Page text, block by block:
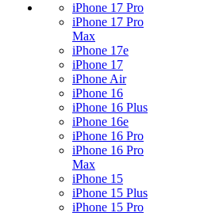
iPhone 17 Pro
iPhone 17 Pro
Max
iPhone 17e
iPhone 17
iPhone Air
iPhone 16
iPhone 16 Plus
iPhone 16e
iPhone 16 Pro
iPhone 16 Pro
Max
iPhone 15
iPhone 15 Plus
iPhone 15 Pro